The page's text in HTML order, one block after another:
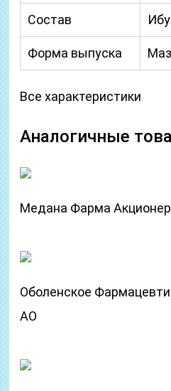
Состав
Форма выпуска
Все характеристики
Аналогичные
Медана Фарма
Оболенское
АО